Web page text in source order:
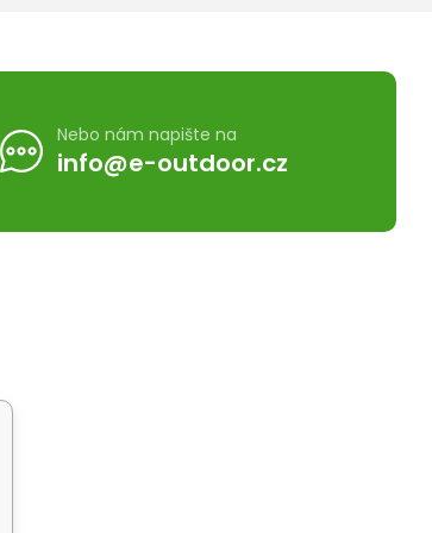
Nebo nám napište na
info@e-outdoor.cz